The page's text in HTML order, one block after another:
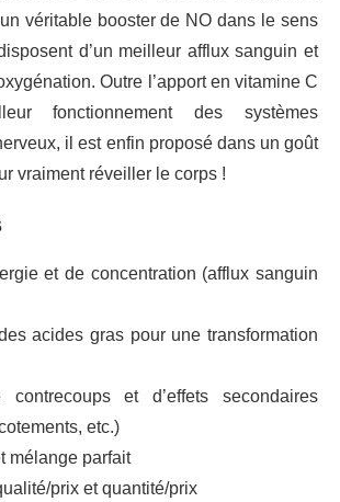
véritable booster de NO dans le sens
d’un meilleur afflux sanguin et
Outre l’apport en vitamine C
fonctionnement des systèmes
il est enfin proposé dans un goût
vraiment réveiller le corps !
et de concentration (afflux sanguin
acides gras pour une transformation
contrecoups et d’effets secondaires
etc.)
mélange parfait
prix et quantité/prix